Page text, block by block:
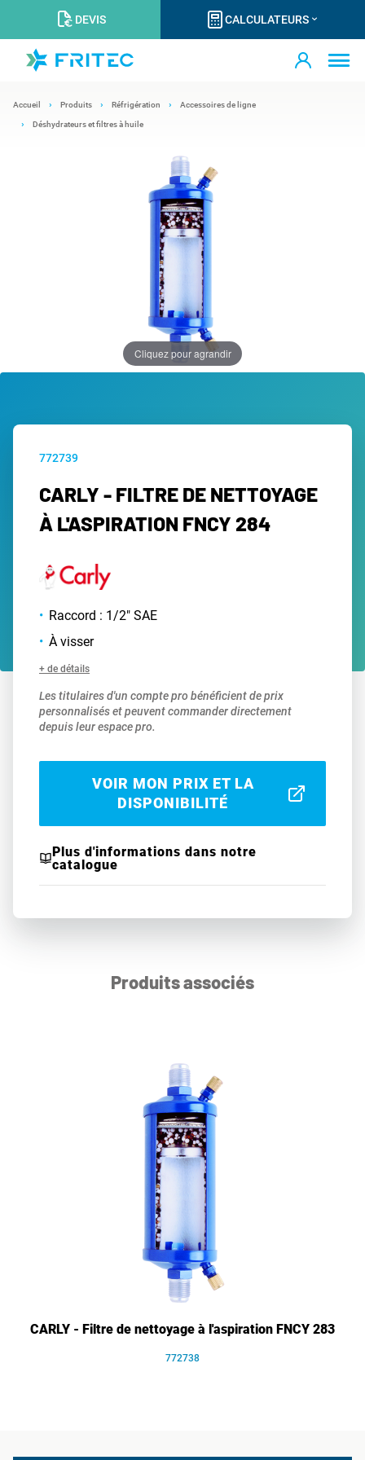
DEVIS CALCULATEURS
Accueil Produits Réfrigération Accessoires de ligne
Déshydrateurs et filtres à huile
Cliquez pour agrandir
772739
CARLY - FILTRE DE NETTOYAGE
À L'ASPIRATION FNCY 284
Raccord : 1/2" SAE
À visser
+ de détails
Les titulaires d'un compte pro bénéficient de prix
personnalisés et peuvent commander directement
depuis leur espace pro.
VOIR MON PRIX ET LA
DISPONIBILITÉ
Plus d'informations dans notre
catalogue
Produits associés
CARLY - Filtre de nettoyage à l'aspiration FNCY 283
772738